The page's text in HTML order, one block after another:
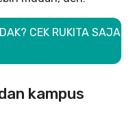
CEK RUKITA SAJA
kampus